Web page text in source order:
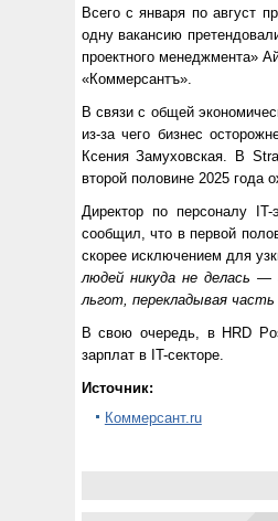
Всего с января по август
одну вакансию
проектного менеджмента»
«Коммерсантъ».
В связи с общей
из-за чего бизнес
Ксения Замуховская. В
второй половине 2025 года
Директор по персоналу
сообщил, что в первой
скорее исключением для
людей никуда не делась
льгот, перекладывая
В свою очередь, в HRD
зарплат в IT-секторе.
Источник:
Коммерсант.ru